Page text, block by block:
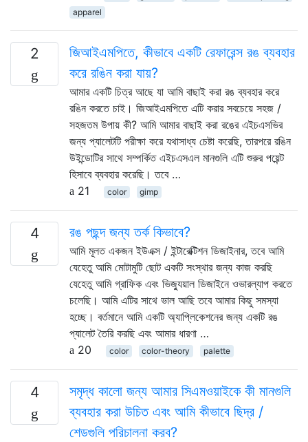
apparel
2
জিআইএমপিতে, কীভাবে একটি রেফারেন্স রঙ ব্যবহার
করে রঙিন করা যায়?
আমার একটি চিত্র আছে যা আমি বাছাই করা রঙ ব্যবহার করে
রঙিন করতে চাই। জিআইএমপিতে এটি করার সবচেয়ে সহজ /
সহজতম উপায় কী? আমি আমার বাছাই করা রঙের এইচএসভির
জন্য প্যালেটটি পরীক্ষা করে যথাসাধ্য চেষ্টা করেছি, তারপরে রঙিন
উইন্ডোটির সাথে সম্পর্কিত এইচএসএল মানগুলি এটি শুরুর পয়েন্ট
হিসাবে ব্যবহার করেছি। তবে …
21
color gimp
4 রঙ পছন্দ জন্য তর্ক কিভাবে?
আমি মূলত একজন ইউএক্স / ইন্টারেক্টিশন ডিজাইনার, তবে আমি
যেহেতু আমি মোটামুটি ছোট একটি সংস্থার জন্য কাজ করছি
যেহেতু আমি গ্রাফিক এবং ভিজ্যুয়াল ডিজাইনে ওভারল্যাপ করতে
চলেছি। আমি এটির সাথে ভাল আছি তবে আমার কিছু সমস্যা
হচ্ছে। বর্তমানে আমি একটি অ্যাপ্লিকেশনের জন্য একটি রঙ
প্যালেট তৈরি করছি এবং আমার ধারণা …
20
color color-theory palette
4
সমৃদ্ধ কালো জন্য আমার সিএমওয়াইকে কী মানগুলি
ব্যবহার করা উচিত এবং আমি কীভাবে ছিদ্র /
শেডগুলি পরিচালনা করব?